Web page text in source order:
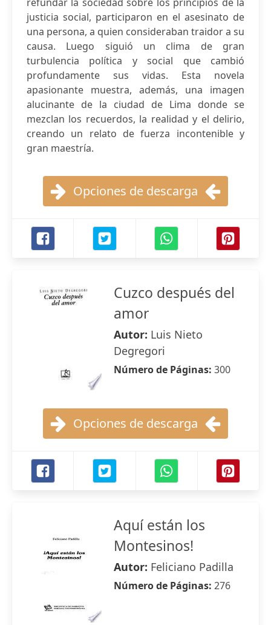
justicia social, participaron en el asesinato de
una persona, a quien consideraban traidor a su
causa. Luego siguió un clima de gran
turbulencia política y social que cambió
profundamente sus vidas. Esta novela
apasionante muestra, además, una imagen
alucinante de la ciudad de Lima donde se
mezclan los recuerdos, la realidad y el delirio,
creando un relato de fuerza incontenible y
gran maestría.
Opciones de descarga
Cuzco después del
amor
Autor: Luis Nieto
Degregori
Número de Páginas: 300
Opciones de descarga
Aquí están los
Montesinos!
Autor: Feliciano Padilla
Número de Páginas: 276